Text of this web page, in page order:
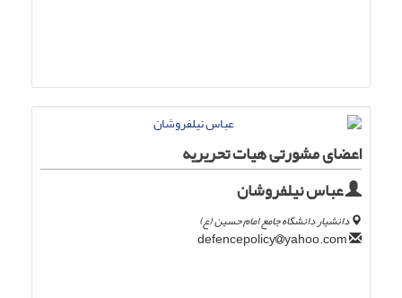
اعضای مشورتی هیات تحریریه
عباس نیلفروشان
دانشیار دانشگاه جامع امام حسین (ع)
yahoo.com